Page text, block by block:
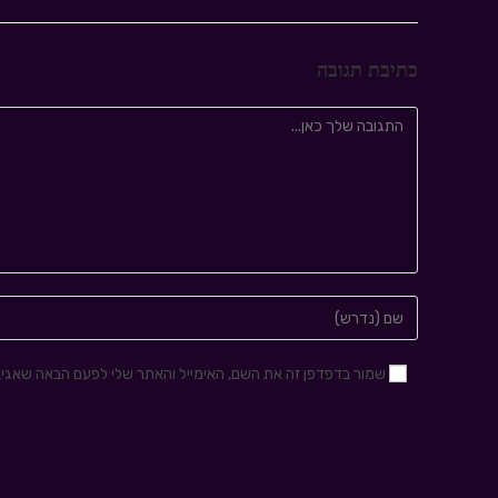
כתיבת תגובה
שמור בדפדפן זה את השם, האימייל והאתר שלי לפעם הבאה